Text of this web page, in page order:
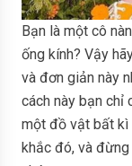
Bạn là một cô
ống kính? Vậy
và đơn giản này
cách này bạn chỉ
một đồ vật bất kì
khắc đó, và